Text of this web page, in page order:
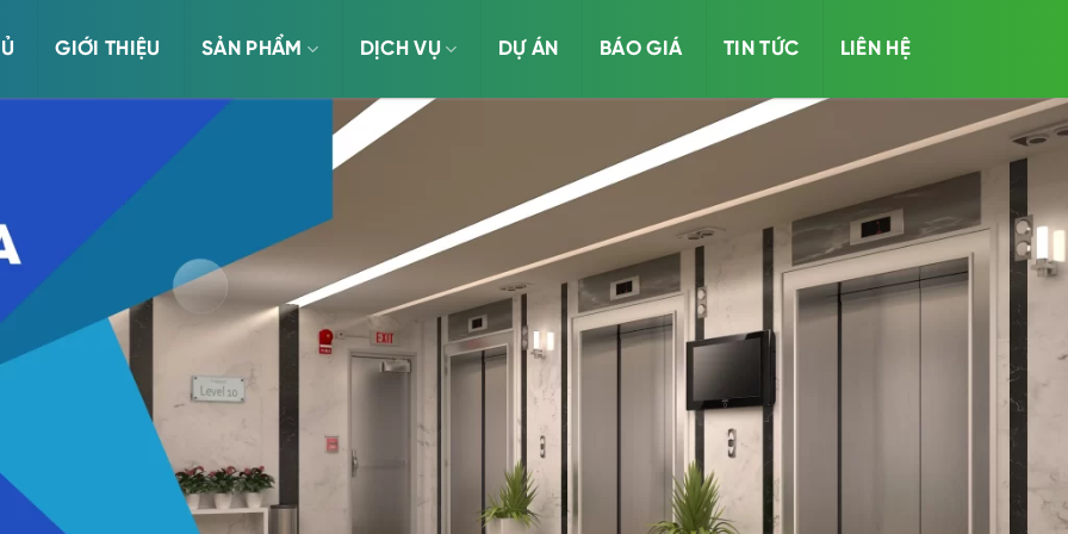
GIỚI THIỆU SẢN PHẨM DỊCH VỤ DỰ ÁN BÁO GIÁ TIN TỨC LIÊN HỆ